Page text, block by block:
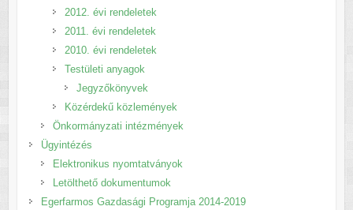
2012. évi rendeletek
2011. évi rendeletek
2010. évi rendeletek
Testületi anyagok
Jegyzőkönyvek
Közérdekű közlemények
Önkormányzati intézmények
Ügyintézés
Elektronikus nyomtatványok
Letölthető dokumentumok
Egerfarmos Gazdasági Programja 2014-2019